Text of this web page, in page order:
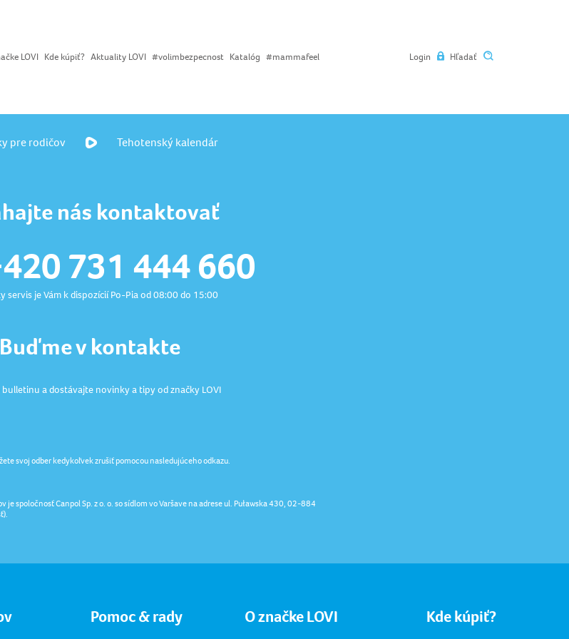
LOVI Kde kúpiť? Aktuality LOVI #volimbezpecnost Katalóg #mammafeel Login Hľadať
pre rodičov Tehotenský kalendár
nás kontaktovať
731 444 660
servis je Vám k dispozícií Po-Pia od 08:00 do 15:00
Buďme v kontakte
a dostávajte novinky a tipy od značky LOVI
svoj odber kedykoľvek zrušiť pomocou nasledujúceho odkazu.
spoločnosť Canpol Sp. z o. o. so sídlom vo Varšave na adrese ul. Puławska 430, 02-884
Pomoc & rady O značke LOVI Kde kúpiť?